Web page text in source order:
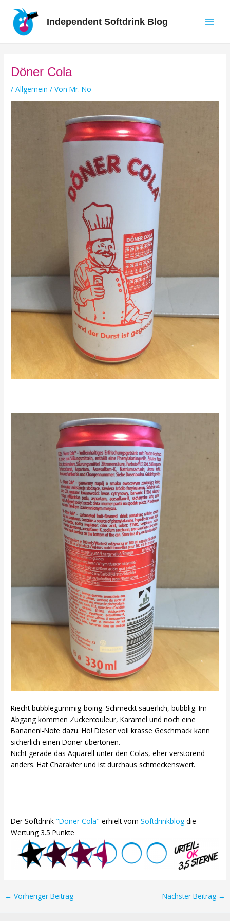
Inhalt
springen
Independent Softdrink Blog
Döner Cola
/Allgemein / VonMr. No
Riecht bubblegummig-boing. Schmeckt säuerlich, bubblig. Im
Abgang kommen Zuckercouleur, Karamel und noch eine
Bananen!-Note dazu. Hö! Dieser voll krasse Geschmack kann
sicherlich einen Döner übertönen.
Nicht gerade das Aquarell unter den Colas, eher verstörend
anders. Hat Charakter und ist durchaus schmeckenswert.
Der Softdrink "Döner Cola" erhielt vomSoftdrinkblog die
Wertung 3.5 Punkte
Post
← Vorheriger Beitrag Nächster Beitrag →